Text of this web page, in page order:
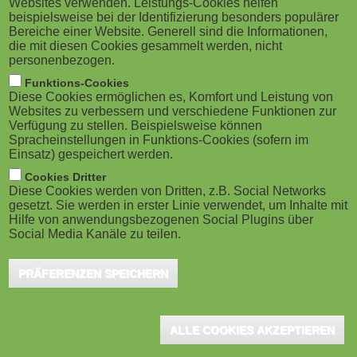
M
o
b
i
l
e
)
Facebook für Unternehmen:So
maximieren Unternehmen ihren...
Leipzig, Februar 2023 - Von März bis Mai 2023 lädt
verschiedenen Terminen zur kostenfreien Webinar...
Wissen und Werbung zugleich:
eLearning im Marketing
Fulda, Februar 2022 – Wer sagt, dass digitale
Online-Trainings...
Websites verwenden. Leistungs-Cookies helfen
beispielsweise bei der Identifizierung besonders populärer
Bereiche einer Website. Generell sind die Informationen,
die mit diesen Cookies gesammelt werden, nicht
personenbezogen.
Funktions-Cookies
Diese Cookies ermöglichen es, Komfort und Leistung von
Websites zu verbessern und verschiedene Funktionen zur
Verfügung zu stellen. Beispielsweise können
Spracheinstellungen in Funktions-Cookies (sofern im
Einsatz) gespeichert werden.
Cookies Dritter
Diese Cookies werden von Dritten, z.B. Social Networks
gesetzt. Sie werden in erster Linie verwendet, um Inhalte mit
Hilfe von anwendungsbezogenen Social Plugins über
Social Media Kanäle zu teilen.
PRÄFERENZEN SPEICHERN
ALLE COOKIES AKZEPTIEREN